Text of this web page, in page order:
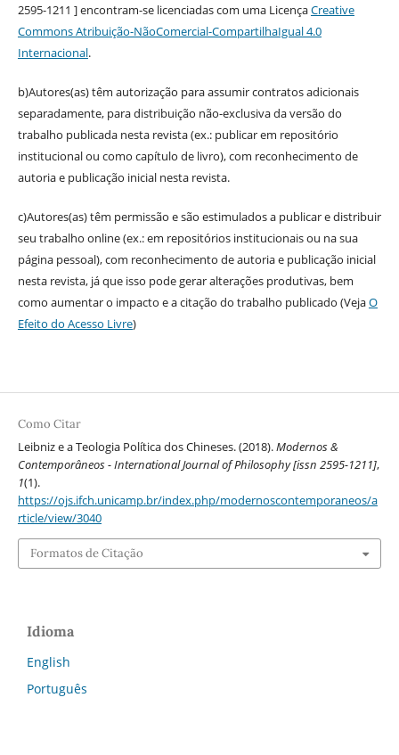
2595-1211 ] encontram-se licenciadas com uma LicençaCreative
Commons Atribuição-NãoComercial-CompartilhaIgual 4.0
Internacional.
b)Autores(as) têm autorização para assumir contratos adicionais
separadamente, para distribuição não-exclusiva da versão do
trabalho publicada nesta revista (ex.: publicar em repositório
institucional ou como capítulo de livro), com reconhecimento de
autoria e publicação inicial nesta revista.
c)Autores(as) têm permissão e são estimulados a publicar e distribuir
seu trabalho online (ex.: em repositórios institucionais ou na sua
página pessoal), com reconhecimento de autoria e publicação inicial
nesta revista, já que isso pode gerar alterações produtivas, bem
como aumentar o impacto e a citação do trabalho publicado (VejaO
Efeito do Acesso Livre)
Como Citar
Leibniz e a Teologia Política dos Chineses. (2018).Modernos &
Contemporâneos - International Journal of Philosophy [issn 2595-1211],
1(1).
https://ojs.ifch.unicamp.br/index.php/modernoscontemporaneos/a
rticle/view/3040
Formatos de Citação
Idioma
English
Português